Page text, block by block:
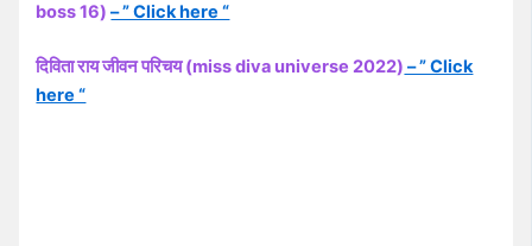
boss 16)– ” Click here “
दिविता राय जीवन परिचय (miss diva universe 2022) – ” Click
here “